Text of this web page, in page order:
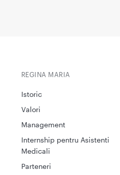
REGINA MARIA
Istoric
Valori
Management
Internship pentru Asistenti
Medicali
Parteneri